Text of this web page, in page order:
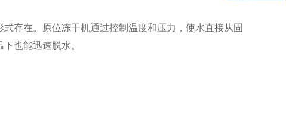
存在。原位冻干机通过控制温度和压力，使水直接从固
也能迅速脱水。